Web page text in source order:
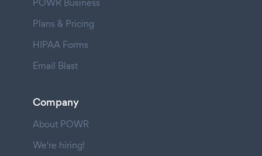
POWR Business
Plans & Pricing
HIPAA Forms
Email Blast
Company
About POWR
We're hiring!